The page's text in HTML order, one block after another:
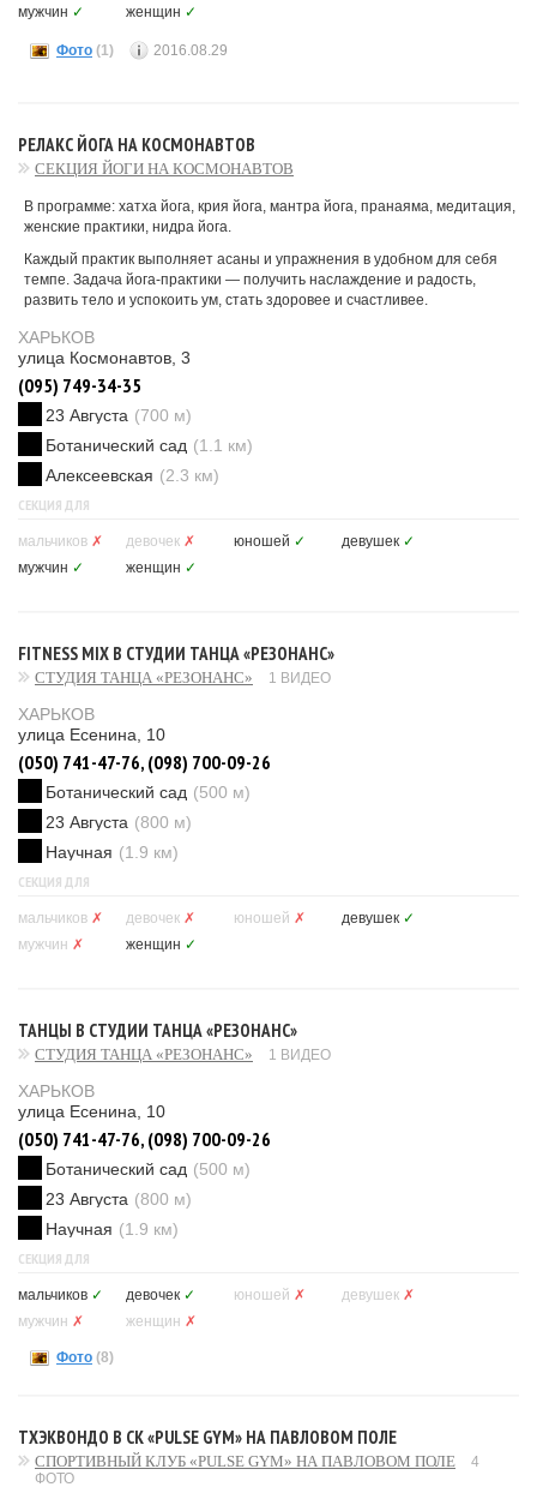
мужчин ✓ женщин ✓
Фото (1) 2016.08.29
РЕЛАКС ЙОГА НА КОСМОНАВТОВ
СЕКЦИЯ ЙОГИ НА КОСМОНАВТОВ
В программе: хатха йога, крия йога, мантра йога, пранаяма, медитация,
женские практики, нидра йога.
Каждый практик выполняет асаны и упражнения в удобном для себя
темпе. Задача йога-практики — получить наслаждение и радость,
развить тело и успокоить ум, стать здоровее и счастливее.
ХАРЬКОВ
улица Космонавтов, 3
(095) 749-34-35
23 Августа (700 м)
Ботанический сад (1.1 км)
Алексеевская (2.3 км)
СЕКЦИЯ ДЛЯ
мальчиков ✗ девочек ✗ юношей ✓ девушек ✓
мужчин ✓ женщин ✓
FITNESS MIX В СТУДИИ ТАНЦА «РЕЗОНАНС»
СТУДИЯ ТАНЦА «РЕЗОНАНС» 1 ВИДЕО
ХАРЬКОВ
улица Есенина, 10
(050) 741-47-76, (098) 700-09-26
Ботанический сад (500 м)
23 Августа (800 м)
Научная (1.9 км)
СЕКЦИЯ ДЛЯ
мальчиков ✗ девочек ✗ юношей ✗ девушек ✓
мужчин ✗ женщин ✓
ТАНЦЫ В СТУДИИ ТАНЦА «РЕЗОНАНС»
СТУДИЯ ТАНЦА «РЕЗОНАНС» 1 ВИДЕО
ХАРЬКОВ
улица Есенина, 10
(050) 741-47-76, (098) 700-09-26
Ботанический сад (500 м)
23 Августа (800 м)
Научная (1.9 км)
СЕКЦИЯ ДЛЯ
мальчиков ✓ девочек ✓ юношей ✗ девушек ✗
мужчин ✗ женщин ✗
Фото (8)
ТХЭКВОНДО В СК «PULSE GYM» НА ПАВЛОВОМ ПОЛЕ
СПОРТИВНЫЙ КЛУБ «PULSE GYM» НА ПАВЛОВОМ ПОЛЕ
4
ФОТО